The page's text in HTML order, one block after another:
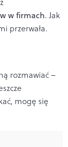
w firmach. Jak
przerwała.
rozmawiać –
mogę się